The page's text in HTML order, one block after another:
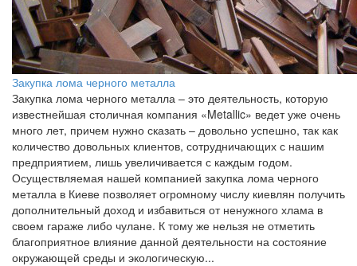
Закупка лома черного металла
Закупка лома черного металла – это деятельность, которую
известнейшая столичная компания «Metallic» ведет уже очень
много лет, причем нужно сказать – довольно успешно, так как
количество довольных клиентов, сотрудничающих с нашим
предприятием, лишь увеличивается с каждым годом.
Осуществляемая нашей компанией закупка лома черного
металла в Киеве позволяет огромному числу киевлян получить
дополнительный доход и избавиться от ненужного хлама в
своем гараже либо чулане. К тому же нельзя не отметить
благоприятное влияние данной деятельности на состояние
окружающей среды и экологическую...